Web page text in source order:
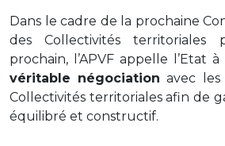
Dans le cadre de la prochaine
des Collectivités
prochain, l’APVF appelle l’Etat à
véritable négociation avec les
Collectivités territoriales afin de
équilibré et constructif.